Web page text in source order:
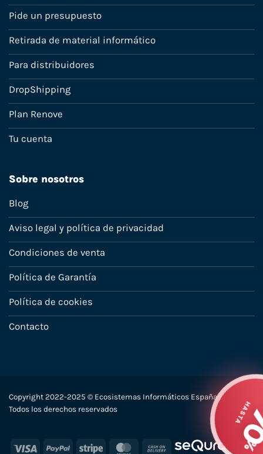
Pide un presupuesto
Retirada de material informático
Para distribuidores
DropShipping
Plan Renove
Tu cuenta
Sobre nosotros
Blog
Aviso legal y política de privacidad
Condiciones de venta
Política de Garantía
Política de cookies
Contacto
Copyright 2022-2025 © Ecosistemas Informáticos España SL –
Todos los derechos reservados
Visa PayPal Stripe MasterCard
Cash